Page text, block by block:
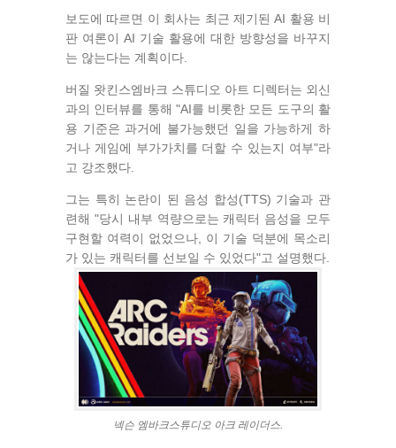
보도에 따르면 이 회사는 최근 제기된 AI 활용 비
판 여론이 AI 기술 활용에 대한 방향성을 바꾸지
는 않는다는 계획이다.
버질 왓킨스엠바크 스튜디오 아트 디렉터는 외신
과의 인터뷰를 통해 "AI를 비롯한 모든 도구의 활
용 기준은 과거에 불가능했던 일을 가능하게 하
거나 게임에 부가가치를 더할 수 있는지 여부"라
고 강조했다.
그는 특히 논란이 된 음성 합성(TTS) 기술과 관
련해 "당시 내부 역량으로는 캐릭터 음성을 모두
구현할 여력이 없었으나, 이 기술 덕분에 목소리
가 있는 캐릭터를 선보일 수 있었다"고 설명했다.
넥슨 엠바크스튜디오 아크 레이더스.